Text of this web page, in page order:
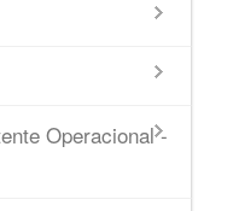
Operacional -